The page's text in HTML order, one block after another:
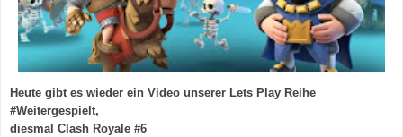
Heute gibt es wieder ein Video unserer Lets Play Reihe
#Weitergespielt,
diesmal Clash Royale #6